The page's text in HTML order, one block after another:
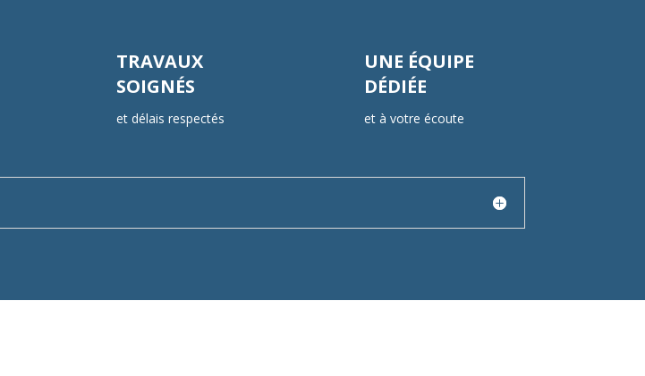
TRAVAUX
SOIGNÉS
et délais respectés
UNE ÉQUIPE
DÉDIÉE
et à votre écoute